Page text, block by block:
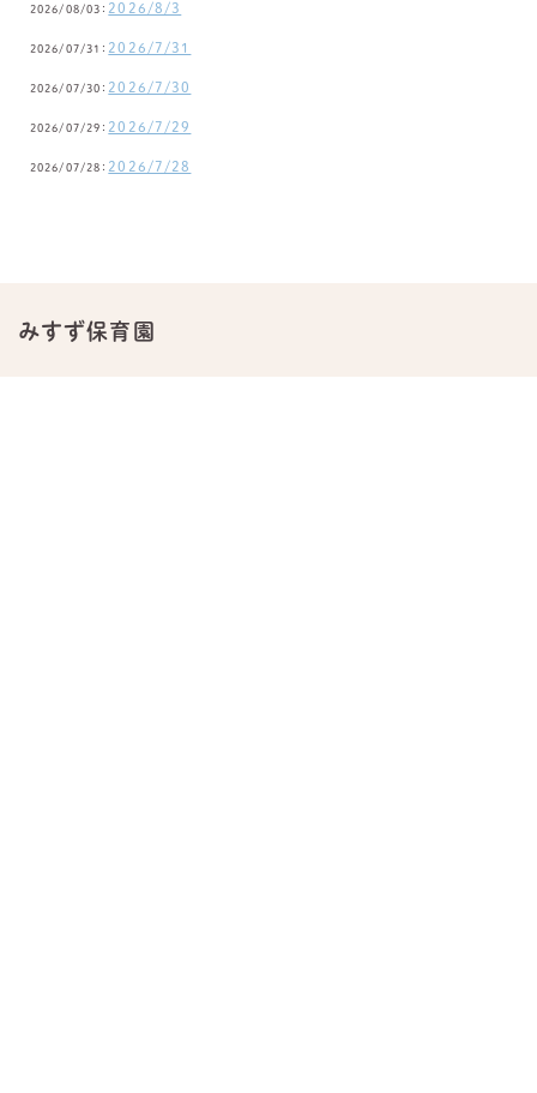
2026/08/03： 2026/8/3
2026/07/31： 2026/7/31
2026/07/30： 2026/7/30
2026/07/29： 2026/7/29
2026/07/28： 2026/7/28
みすず保育園